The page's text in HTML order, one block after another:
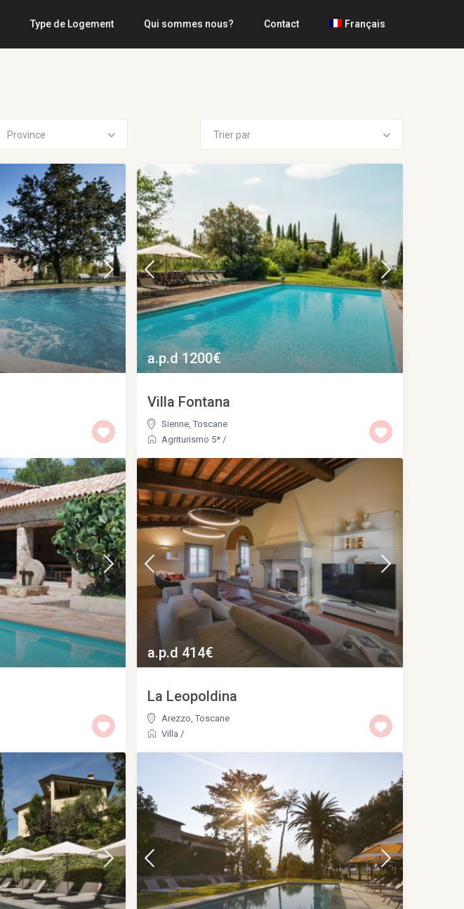
Type de Logement Qui sommes nous? Contact Français
Province Trier par
a.p.d 1200€
Villa Fontana
Sienne, Toscane
Agriturismo 5*/
a.p.d 414€
La Leopoldina
Arezzo Toscane
Villa /